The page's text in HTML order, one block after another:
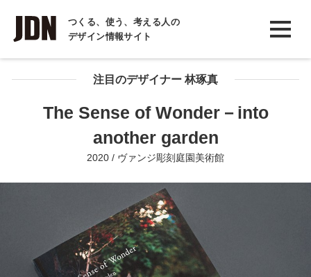
つくる、使う、考える人の
デザイン情報サイト
INTERVIEW
インタビュー
REPORT
COLUMN
注目のデザイナー 林琢真
The Sense of Wonder－into
another garden
2020 / ヴァンジ彫刻庭園美術館